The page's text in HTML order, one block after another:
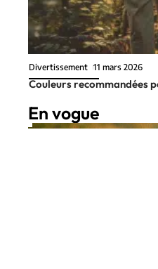
Divertissement 11 mars 2026
Couleurs recommandées
En vogue